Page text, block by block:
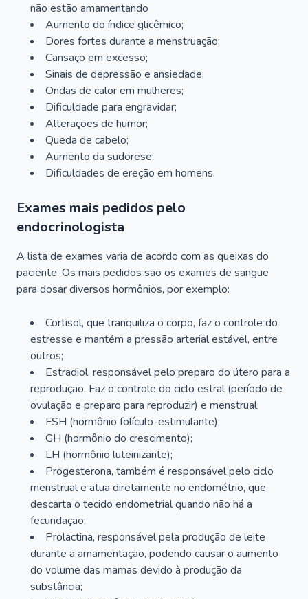
não estão amamentando
Aumento do índice glicêmico;
Dores fortes durante a menstruação;
Cansaço em excesso;
Sinais de depressão e ansiedade;
Ondas de calor em mulheres;
Dificuldade para engravidar;
Alterações de humor;
Queda de cabelo;
Aumento da sudorese;
Dificuldades de ereção em homens.
Exames mais pedidos pelo
endocrinologista
A lista de exames varia de acordo com as queixas do
paciente. Os mais pedidos são os exames de sangue
para dosar diversos hormônios, por exemplo:
Cortisol, que tranquiliza o corpo, faz o controle do
estresse e mantém a pressão arterial estável, entre
outros;
Estradiol, responsável pelo preparo do útero para a
reprodução. Faz o controle do ciclo estral (período de
ovulação e preparo para reproduzir) e menstrual;
FSH (hormônio folículo-estimulante);
GH (hormônio do crescimento);
LH (hormônio luteinizante);
Progesterona, também é responsável pelo ciclo
menstrual e atua diretamente no endométrio, que
descarta o tecido endometrial quando não há a
fecundação;
Prolactina, responsável pela produção de leite
durante a amamentação, podendo causar o aumento
do volume das mamas devido à produção da
substância;